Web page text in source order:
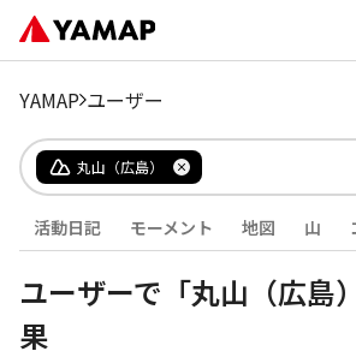
YAMAP ユーザー
丸山（広島）
活動日記 モーメント 地図 山
ユーザーで「丸山（広島
果